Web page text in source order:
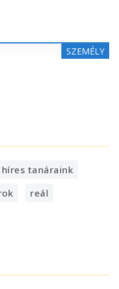
SZEMÉLY
híres tanáraink
reál